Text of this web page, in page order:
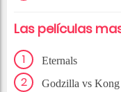
Las películas
Eternals
Godzilla vs Kong